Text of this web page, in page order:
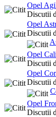
Opel
Discutii
Opel
Discutii
Opel
Discutii
Opel
Discutii
Opel
Discutii